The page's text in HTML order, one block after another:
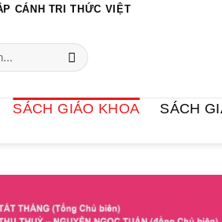
CÁNH TRI THỨC VIỆT
SÁCH GIÁO KHOA SÁCH